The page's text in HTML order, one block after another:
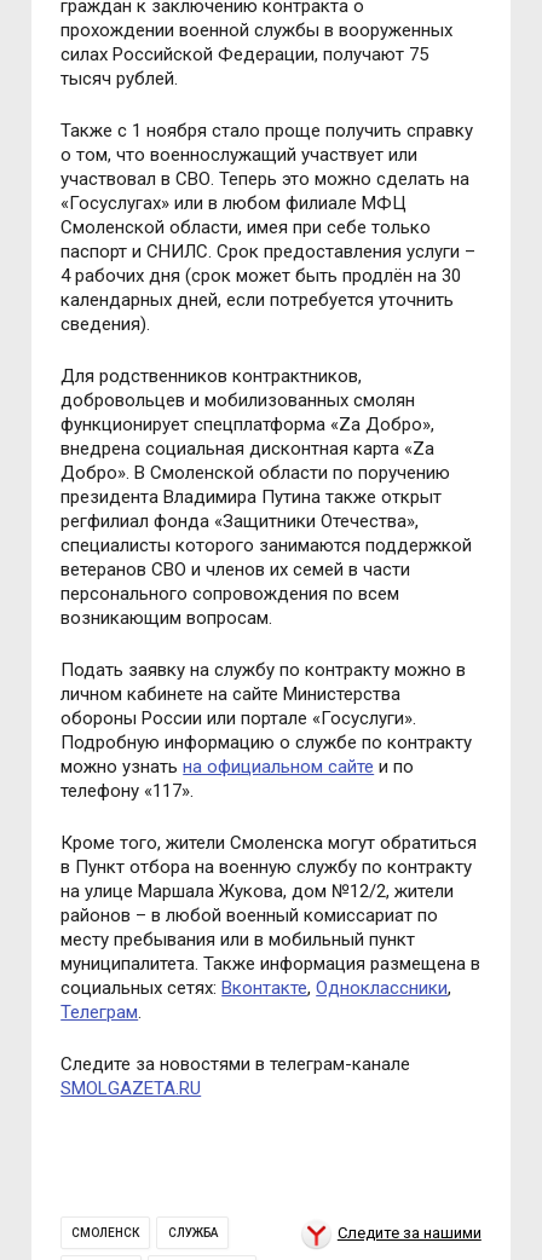
граждан к заключению контракта о
прохождении военной службы в вооруженных
силах Российской Федерации, получают 75
тысяч рублей.
Также с 1 ноября стало проще получить справку
о том, что военнослужащий участвует или
участвовал в СВО. Теперь это можно сделать на
«Госуслугах» или в любом филиале МФЦ
Смоленской области, имея при себе только
паспорт и СНИЛС. Срок предоставления услуги –
4 рабочих дня (срок может быть продлён на 30
календарных дней, если потребуется уточнить
сведения).
Для родственников контрактников,
добровольцев и мобилизованных смолян
функционирует спецплатформа «Za Добро»,
внедрена социальная дисконтная карта «Zа
Добро». В Смоленской области по поручению
президента Владимира Путина также открыт
регфилиал фонда «Защитники Отечества»,
специалисты которого занимаются поддержкой
ветеранов СВО и членов их семей в части
персонального сопровождения по всем
возникающим вопросам.
Подать заявку на службу по контракту можно в
личном кабинете на сайте Министерства
обороны России или портале «Госуслуги».
Подробную информацию о службе по контракту
можно узнатьна официальном сайте и по
телефону «117».
Кроме того, жители Смоленска могут обратиться
в Пункт отбора на военную службу по контракту
на улице Маршала Жукова, дом №12/2, жители
районов – в любой военный комиссариат по
месту пребывания или в мобильный пункт
муниципалитета. Также информация размещена в
социальных сетях:Вконтакте,Одноклассники,
Телеграм.
Следите за новостями в телеграм-канале
SMOLGAZETA.RU
СМОЛЕНСК СЛУЖБА
Следите за нашими